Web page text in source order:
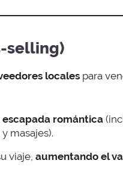
selling)
locales para
escapada romántica
masajes).
viaje, aumentando el